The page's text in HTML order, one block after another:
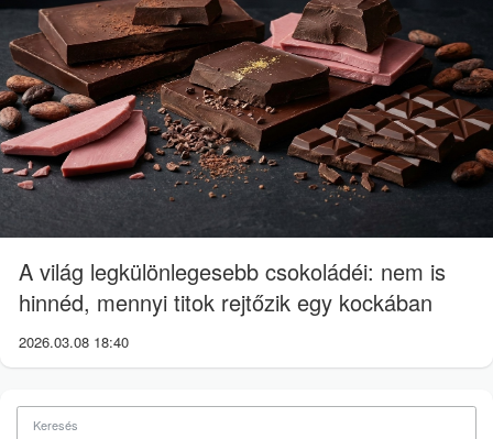
A világ legkülönlegesebb csokoládéi: nem is
hinnéd, mennyi titok rejtőzik egy kockában
2026.03.08 18:40